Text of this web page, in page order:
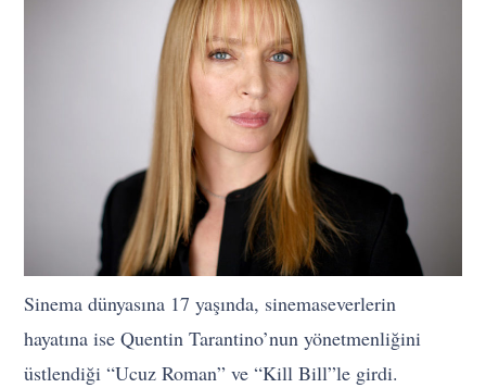
Sinema dünyasına 17 yaşında, sinemaseverlerin
hayatına ise Quentin Tarantino’nun yönetmenliğini
üstlendiği “Ucuz Roman” ve “Kill Bill”le girdi.